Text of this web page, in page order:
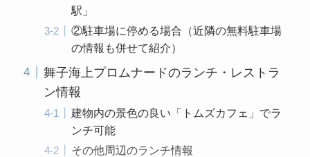
駅」
②駐車場に停める場合（近隣の無料駐車場
の情報も併せて紹介）
舞子海上プロムナードのランチ・レストラ
ン情報
建物内の景色の良い「トムズカフェ」でラ
ンチ可能
その他周辺のランチ情報